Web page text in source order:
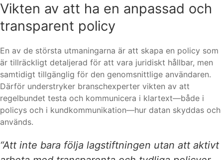
Vikten av att ha en anpassad och
transparent policy
En av de största utmaningarna är att skapa en policy som
är tillräckligt detaljerad för att vara juridiskt hållbar, men
samtidigt tillgänglig för den genomsnittlige användaren.
Därför understryker branschexperter vikten av att
regelbundet testa och kommunicera i klartext—både i
policys och i kundkommunikation—hur datan skyddas och
används.
“Att inte bara följa lagstiftningen utan att aktivt